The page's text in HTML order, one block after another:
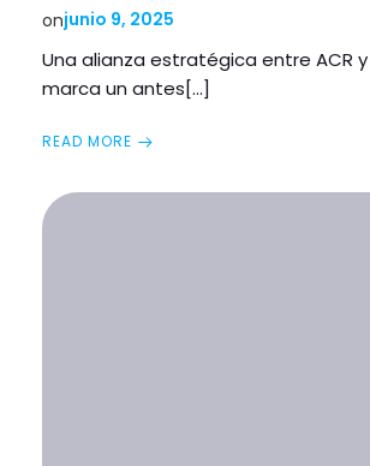
onjunio 9, 2025
Una alianza estratégica entre ACR y
marca un antes[…]
READ MORE